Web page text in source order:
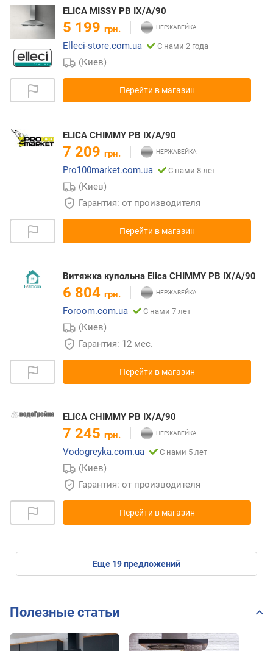
ELICA MISSY PB IX/A/90
5 199 грн.
Elleci-store.com.ua
С нами 2 года
(Киев)
Перейти в магазин
ELICA CHIMMY PB IX/A/90
7 209 грн.
Pro100market.com.ua
С нами 8 лет
(Киев)
Гарантия: от производителя
Перейти в магазин
Витяжка купольна Elica CHIMMY PB IX/A/90
6 804 грн.
Foroom.com.ua
С нами 7 лет
(Киев)
Гарантия: 12 мес.
Перейти в магазин
ELICA CHIMMY PB IX/A/90
7 245 грн.
Vodogreyka.com.ua
С нами 5 лет
(Киев)
Гарантия: от производителя
Перейти в магазин
eще 19предложений
Полезные статьи